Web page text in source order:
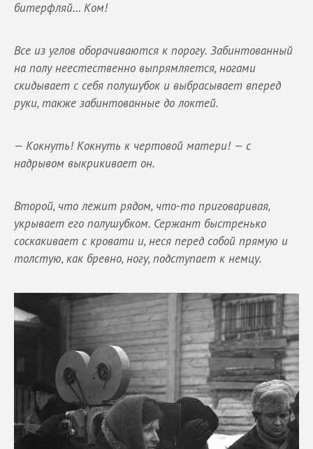
битерфляй… Ком!
Все из углов оборачиваются к порогу. Забинтованный
на полу неестественно выпрямляется, ногами
скидывает с себя полушубок и выбрасывает вперед
руки, также забинтованные до локтей.
— Кокнуть! Кокнуть к чертовой матери! — с
надрывом выкрикивает он.
Второй, что лежит рядом, что-то приговаривая,
укрывает его полушубком. Сержант быстренько
соскакивает с кровати и, неся перед собой прямую и
толстую, как бревно, ногу, подступает к немцу.